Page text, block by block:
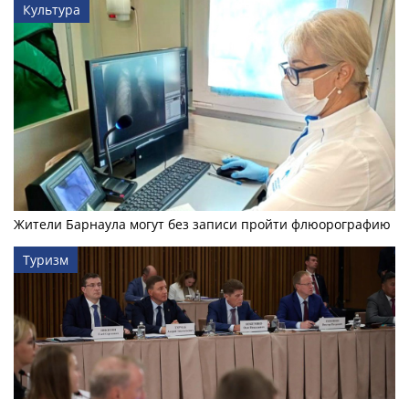
Культура
Жители Барнаула могут без записи пройти флюорографию
Туризм